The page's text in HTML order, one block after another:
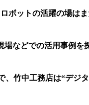
ボットの活躍の場は
場などでの活用事例を
、竹中工務店は“デジ